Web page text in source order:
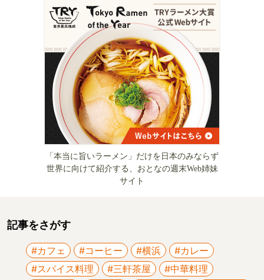
「本当に旨いラーメン」だけを日本のみならず
世界に向けて紹介する、おとなの週末Web姉妹
サイト
記事をさがす
#カフェ #コーヒー #横浜
#カレー
#スパイス料理
#三軒茶屋 #中華料理